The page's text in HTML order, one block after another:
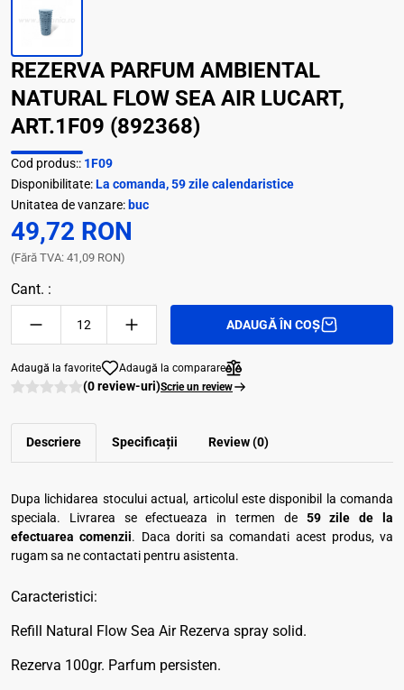
REZERVA PARFUM AMBIENTAL
NATURAL FLOW SEA AIR LUCART,
ART.1F09 (892368)
Cod produs:: 1F09
Disponibilitate:La comanda, 59 zile calendaristice
Unitatea de vanzare: buc
49,72 RON
(Fără TVA: 41,09 RON)
Cant. :
ADAUGĂ ÎN COȘ
Adaugă la favorite Adaugă la comparare
(0 review-uri)Scrie un review
Descriere Specificații Review (0)
Dupa lichidarea stocului actual, articolul este disponibil la comanda
speciala. Livrarea se efectueaza in termen de 59 zile de la
efectuarea comenzii. Daca doriti sa comandati acest produs, va
rugam sa ne contactati pentru asistenta.
Caracteristici:
Refill Natural Flow Sea Air Rezerva spray solid.
Rezerva 100gr. Parfum persisten.